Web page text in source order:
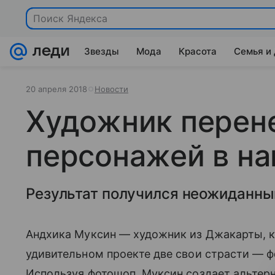
Поиск Яндекса
Звезды Мода Красота Семья и
20 апреля 2018 Новости
Художник
персонажей в
Результат получился
Андхика Муксин — художник из Джакарты,
удивительном проекте две свои страсти —